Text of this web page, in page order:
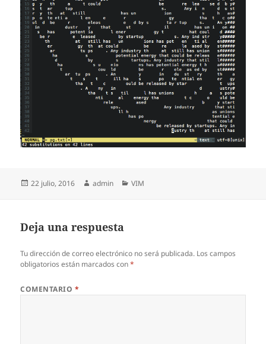
Publicado
22 julio, 2016 Autor
admin Categorías
VIM
Deja una respuesta
Tu dirección de correo electrónico no será publicada. Los campos
obligatorios están marcados con*
COMENTARIO *